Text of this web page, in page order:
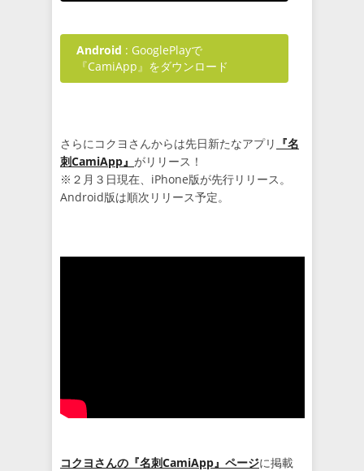
Android : GooglePlayで
『CamiApp』をダウンロード
さらにコクヨさんからは先日新たなアプリ 『名
刺CamiApp』 がリリース！
※２月３日現在、iPhone版が先行リリース。
Android版は順次リリース予定。
コクヨさんの『名刺CamiApp』ページに掲載